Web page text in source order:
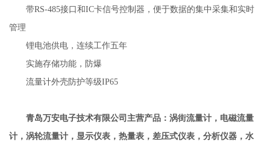
带RS-485接口和IC卡信号控制器，便于数据的集中采集和实时
管理
锂电池供电，连续工作五年
实施存储功能，防爆
流量计外壳防护等级IP65
青岛万安电子技术有限公司主营产品：涡街流量计，电磁流量
计，涡轮流量计，显示仪表，热量表，差压式仪表，分析仪器，水